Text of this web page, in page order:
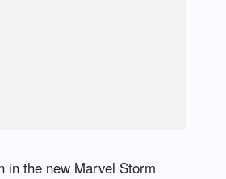
in the new Marvel Storm